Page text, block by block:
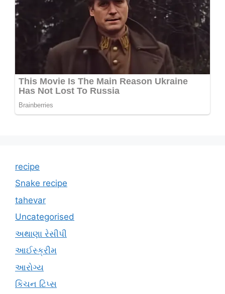
recipe
Snake recipe
tahevar
Uncategorised
અથાણા રેસીપી
આઈસ્ક્રીમ
આરોગ્ય
કિચન ટિપ્સ